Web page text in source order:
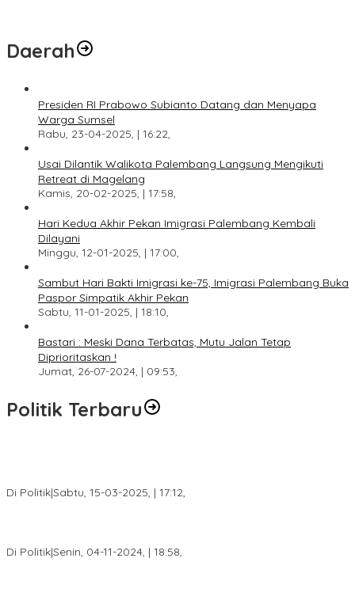
Daerah
Presiden RI Prabowo Subianto Datang dan Menyapa
Warga Sumsel
Rabu, 23-04-2025, | 16:22,
Usai Dilantik Walikota Palembang Langsung Mengikuti
Retreat di Magelang
Kamis, 20-02-2025, | 17:58,
Hari Kedua Akhir Pekan Imigrasi Palembang Kembali
Dilayani
Minggu, 12-01-2025, | 17:00,
Sambut Hari Bakti Imigrasi ke-75, Imigrasi Palembang Buka
Paspor Simpatik Akhir Pekan
Sabtu, 11-01-2025, | 18:10,
Bastari : Meski Dana Terbatas, Mutu Jalan Tetap
Diprioritaskan !
Jumat, 26-07-2024, | 09:53,
Politik Terbaru
Di Politik|Sabtu, 15-03-2025, | 17:12,
Di Politik|Senin, 04-11-2024, | 18:58,